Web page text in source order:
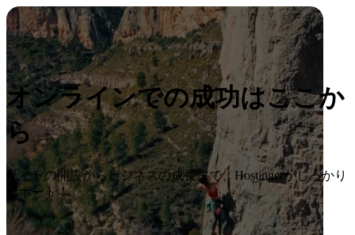
オンラインでの成功はここか
ら
サイトの開設からビジネスの成長まで、Hostingerがしっかり
サポート！
今すぐ始める